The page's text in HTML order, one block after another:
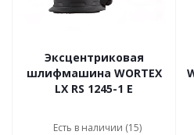
Эксцентриковая
шлифмашина WORTEX
LX RS 1245-1 E
Есть в наличии (15)